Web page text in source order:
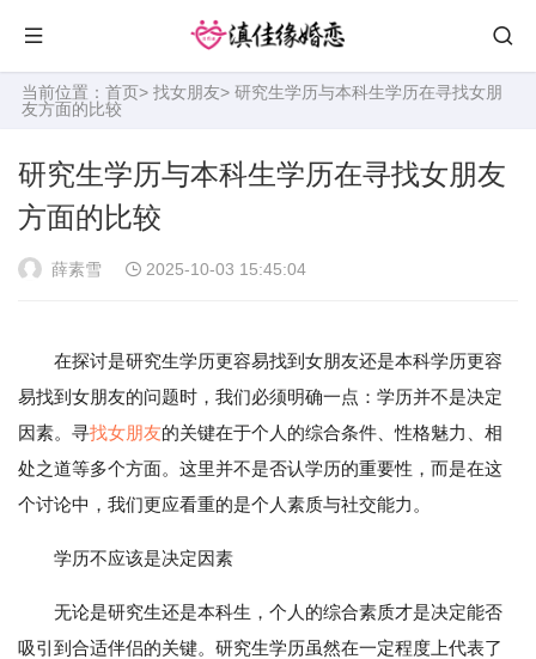
当前位置： 首页> 找女朋友> 研究生学历与本科生学历在寻找女朋
友方面的比较
研究生学历与本科生学历在寻找女朋友
方面的比较
薛素雪 2025-10-03 15:45:04
在探讨是研究生学历更容易找到女朋友还是本科学历更容
易找到女朋友的问题时，我们必须明确一点：学历并不是决定
因素。寻找女朋友的关键在于个人的综合条件、性格魅力、相
处之道等多个方面。这里并不是否认学历的重要性，而是在这
个讨论中，我们更应看重的是个人素质与社交能力。
学历不应该是决定因素
无论是研究生还是本科生，个人的综合素质才是决定能否
吸引到合适伴侣的关键。研究生学历虽然在一定程度上代表了